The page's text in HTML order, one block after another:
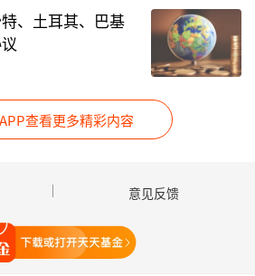
资回收周期较长，杨中楷列出
来跟踪企业的实际进展：订单
最直接先行指标；运营与发射
心客户的火箭发射次数与成功
回收火箭的回收与复用试验次
度及单星成本的变化；财务指
的同时，关注毛利率、净利润
、土耳其、巴基
查看更多精彩内容
意见反馈
打开天天基金